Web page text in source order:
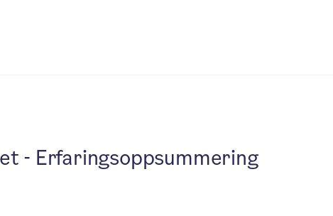
- Erfaringsoppsummering